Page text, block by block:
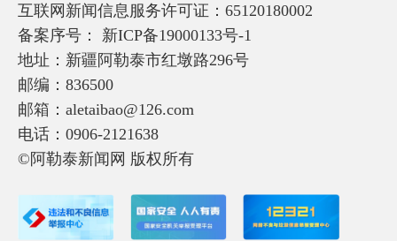
互联网新闻信息服务许可证：65120180002
备案序号： 新ICP备19000133号-1
地址：新疆阿勒泰市红墩路296号
邮编：836500
邮箱：aletaibao@126.com
电话：0906-2121638
©阿勒泰新闻网 版权所有